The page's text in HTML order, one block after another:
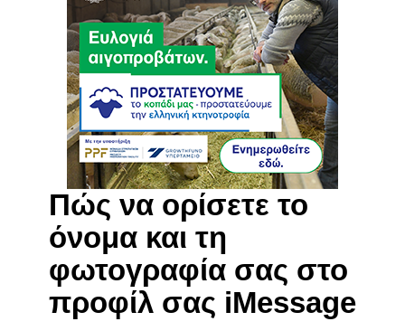
Πώς να ορίσετε το
όνομα και τη
φωτογραφία σας στο
προφίλ σας iMessage